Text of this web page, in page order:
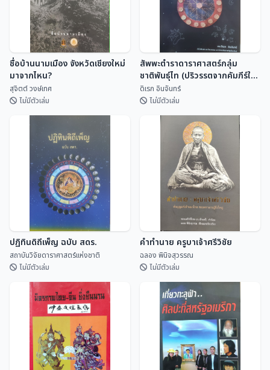
ชื่อบ้านนามเมือง จังหวัดเชียงใหม่
มาจากไหน?
สุจิตต์ วงษ์เทศ
ชื่อบ้านนามเมือง จังหวัดเชียงใหม่
มาจากไหน?
สุจิตต์ วงษ์เทศ
ไม่มีตัวเล่ม
สัพพะตำราดาราศาสตร์กลุ่ม
ชาติพันธุ์ไท (ปริวรรตจากคัมภีร์ใบ
ลานและพับสา)
ดิเรก อินจันทร์
สัพพะตำราดาราศาสตร์กลุ่ม
ชาติพันธุ์ไท (ปริวรรตจากคัมภีร์ใบ
ลานและพับสา)
ดิเรก อินจันทร์
ไม่มีตัวเล่ม
ปฏิทินดิถีเพ็ญ ฉบับ สดร.
สถาบันวิจัยดาราศาสตร...
ปฏิทินดิถีเพ็ญ ฉบับ สดร.
สถาบันวิจัยดาราศาสตร์แห่งชาติ
ไม่มีตัวเล่ม
คำทำนาย ครูบาเจ้าศรีวิชัย
ฉลอง พินิจสุวรรณ
คำทำนาย ครูบาเจ้าศรีวิชัย
ฉลอง พินิจสุวรรณ
ไม่มีตัวเล่ม